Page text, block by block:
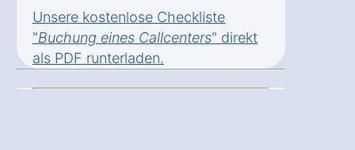
Unsere kostenlose Checkliste
"Buchung eines Callcenters" direkt
als PDF runterladen.